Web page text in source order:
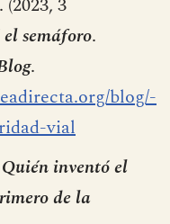
semáforo.
.
blog/-
vial
Quién inventó el
de la